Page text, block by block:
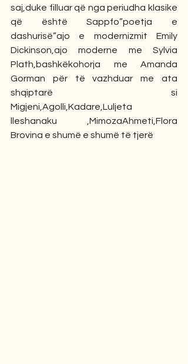
saj,duke filluar që nga periudha klasike
që është Sappfo”poetja e
dashurisë”ajo e modernizmit Emily
Dickinson,ajo moderne me Sylvia
Plath,bashkëkohorja me Amanda
Gorman për të vazhduar me ata
shqiptarë si
Migjeni,Agolli,Kadare,Luljeta
lleshanaku ,MimozaAhmeti,Flora
Brovina e shumë e shumë të tjerë